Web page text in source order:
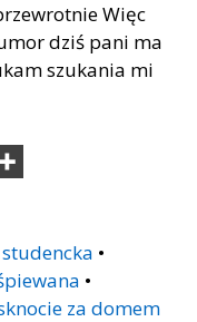
Więc
dziś pani ma
szukania mi
•
•
za domem